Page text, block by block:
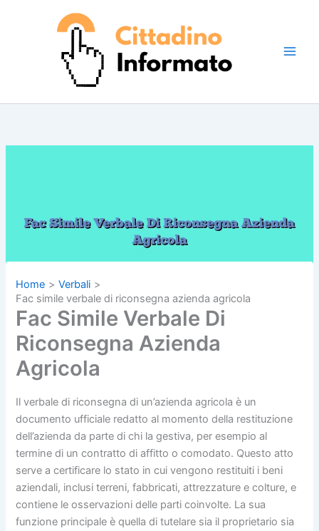
Home
Verbali
Fac simile verbale di riconsegna azienda agricola​
Fac Simile Verbale Di
Riconsegna Azienda
Agricola​
Il verbale di riconsegna di un’azienda agricola è un
documento ufficiale redatto al momento della restituzione
dell’azienda da parte di chi la gestiva, per esempio al
termine di un contratto di affitto o comodato. Questo atto
serve a certificare lo stato in cui vengono restituiti i beni
aziendali, inclusi terreni, fabbricati, attrezzature e colture, e
contiene le osservazioni delle parti coinvolte. La sua
funzione principale è quella di tutelare sia il proprietario sia